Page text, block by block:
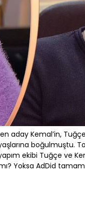
Kemal’in,
boğulmuştu.
ekibi Tuğçe ve
Yoksa AdDid